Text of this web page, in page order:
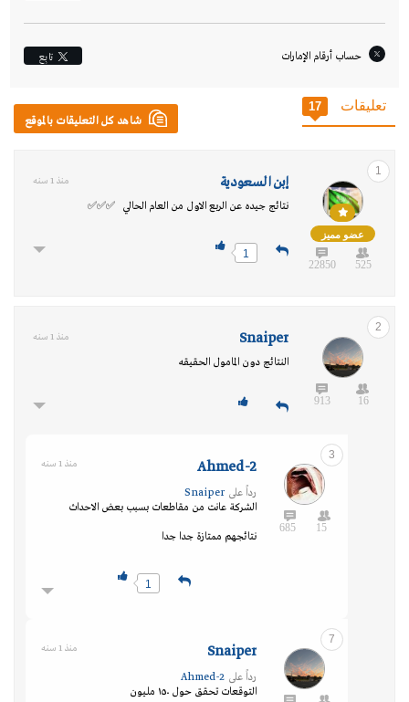
حساب أرقام الإمارات‎ تابِع
شاهد كل التعليقات بالموقع
تعليقات 17
1
عضو مميز
525
22850
إبن السعودية منذ 1 سنه
نتائج جيده عن الربع الاول من العام الحالي ✅✅✅
1
2
16
913
Snaiper منذ 1 سنه
النتائج دون المامول الحقيقه
3
15
685
Ahmed-2 منذ 1 سنه
رداً على Snaiper
الشركة عانت من مقاطعات بسبب بعض الاحداث
نتائجهم ممتازة جدا جدا
1
7
Snaiper منذ 1 سنه
رداً على Ahmed-2
التوقعات تحقق حول ١٥٠ مليون